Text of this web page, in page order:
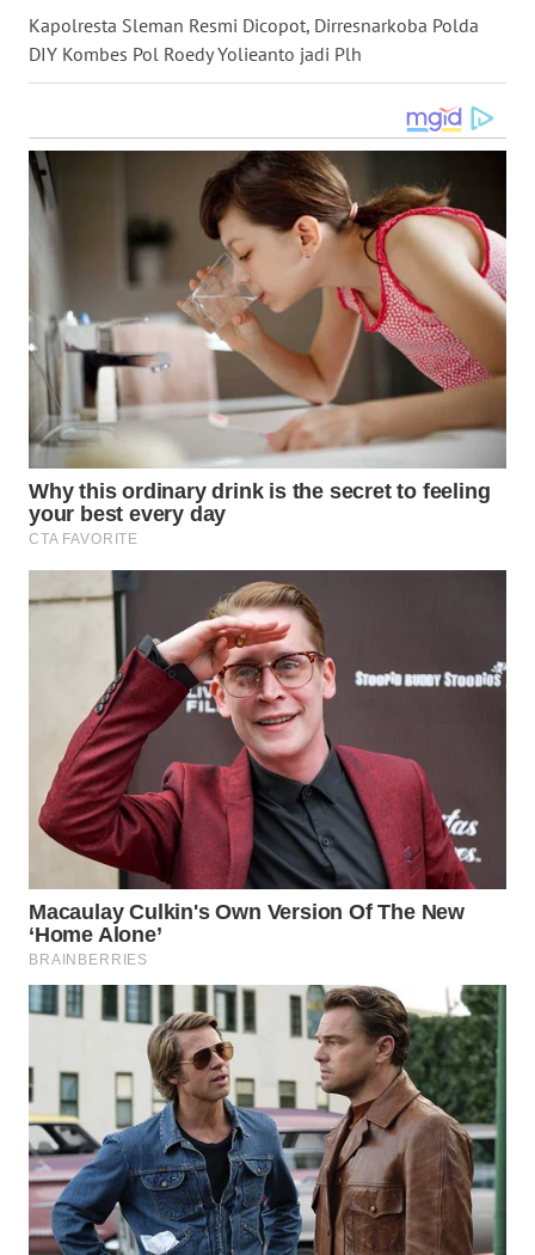
Kapolresta Sleman Resmi Dicopot, Dirresnarkoba Polda
DIY Kombes Pol Roedy Yolieanto jadi Plh
WN
NUSANTARA
JOGJA
WN
BALI
WN
KALBAR
WN
KALTENG
WN
KALTIM
WN
SULSEL
WN
GORONTALO
WN
WN
MALUKU
WN
MALUT